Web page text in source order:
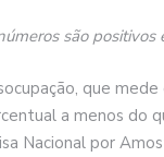
são positivos
que
a menos do
Nacional por